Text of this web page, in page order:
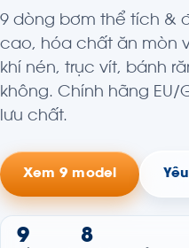
9 dòng bơm thể tích &
cao, hóa chất ăn mòn
khí nén, trục vít, bánh
không. Chính hãng EU/
lưu chất.
Xem 9 model
9 8